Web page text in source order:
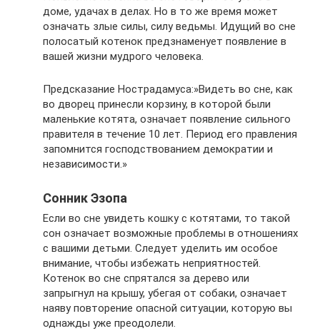
доме, удачах в делах. Но в то же время может
означать злые силы, силу ведьмы. Идущий во сне
полосатый котенок предзнаменует появление в
вашей жизни мудрого человека.
Предсказание Нострадамуса:»Видеть во сне, как
во дворец принесли корзину, в которой были
маленькие котята, означает появление сильного
правителя в течение 10 лет. Период его правления
запомнится господствованием демократии и
независимости.»
Сонник Эзопа
Если во сне увидеть кошку с котятами, то такой
сон означает возможные проблемы в отношениях
с вашими детьми. Следует уделить им особое
внимание, чтобы избежать неприятностей.
Котенок во сне спрятался за дерево или
запрыгнул на крышу, убегая от собаки, означает
наяву повторение опасной ситуации, которую вы
однажды уже преодолели.